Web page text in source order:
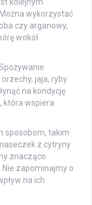
wykorzystać
czy arganowy,
wokół
orzechy, jaja, ryby
na kondycję
która wspiera
sposobom, takim
z cytryny
znacząco
zapominajmy o
na ich